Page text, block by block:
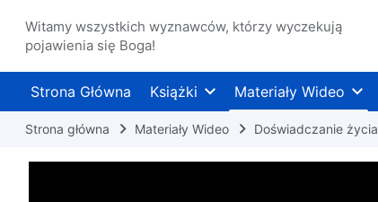
Witamy wszystkich wyznawców, którzy wyczekują
pojawienia się Boga!
Strona Główna Książki Materiały Wideo
Strona główna Materiały Wideo Doświadczanie życia